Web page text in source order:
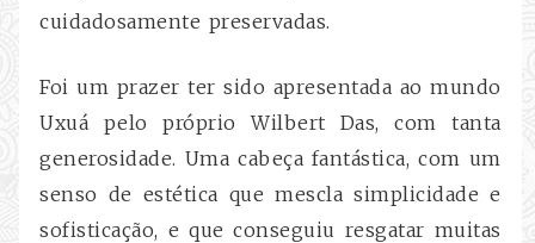
cuidadosamente preservadas.
Foi um prazer ter sido apresentada ao mundo
Uxuá pelo próprio Wilbert Das, com tanta
generosidade. Uma cabeça fantástica, com um
senso de estética que mescla simplicidade e
sofisticação, e que conseguiu resgatar muitas